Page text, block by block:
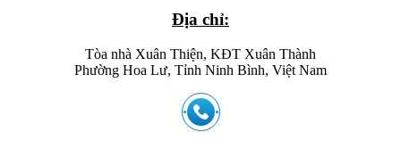
Địa chỉ:
Tòa nhà Xuân Thiện, KĐT Xuân Thành
Phường Hoa Lư, Tỉnh Ninh Bình, Việt Nam